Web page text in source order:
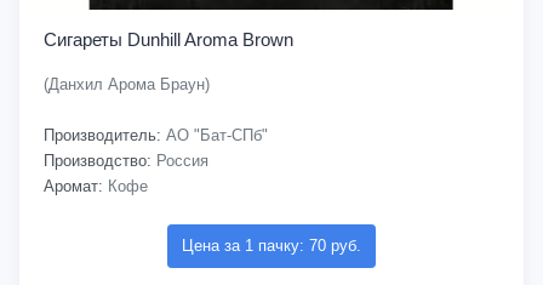
Сигареты Dunhill Aroma Brown
(Данхил Арома Браун)
Производитель: АО "Бат-СПб"
Производство: Россия
Аромат: Кофе
Цена за 1 пачку: 70 руб.